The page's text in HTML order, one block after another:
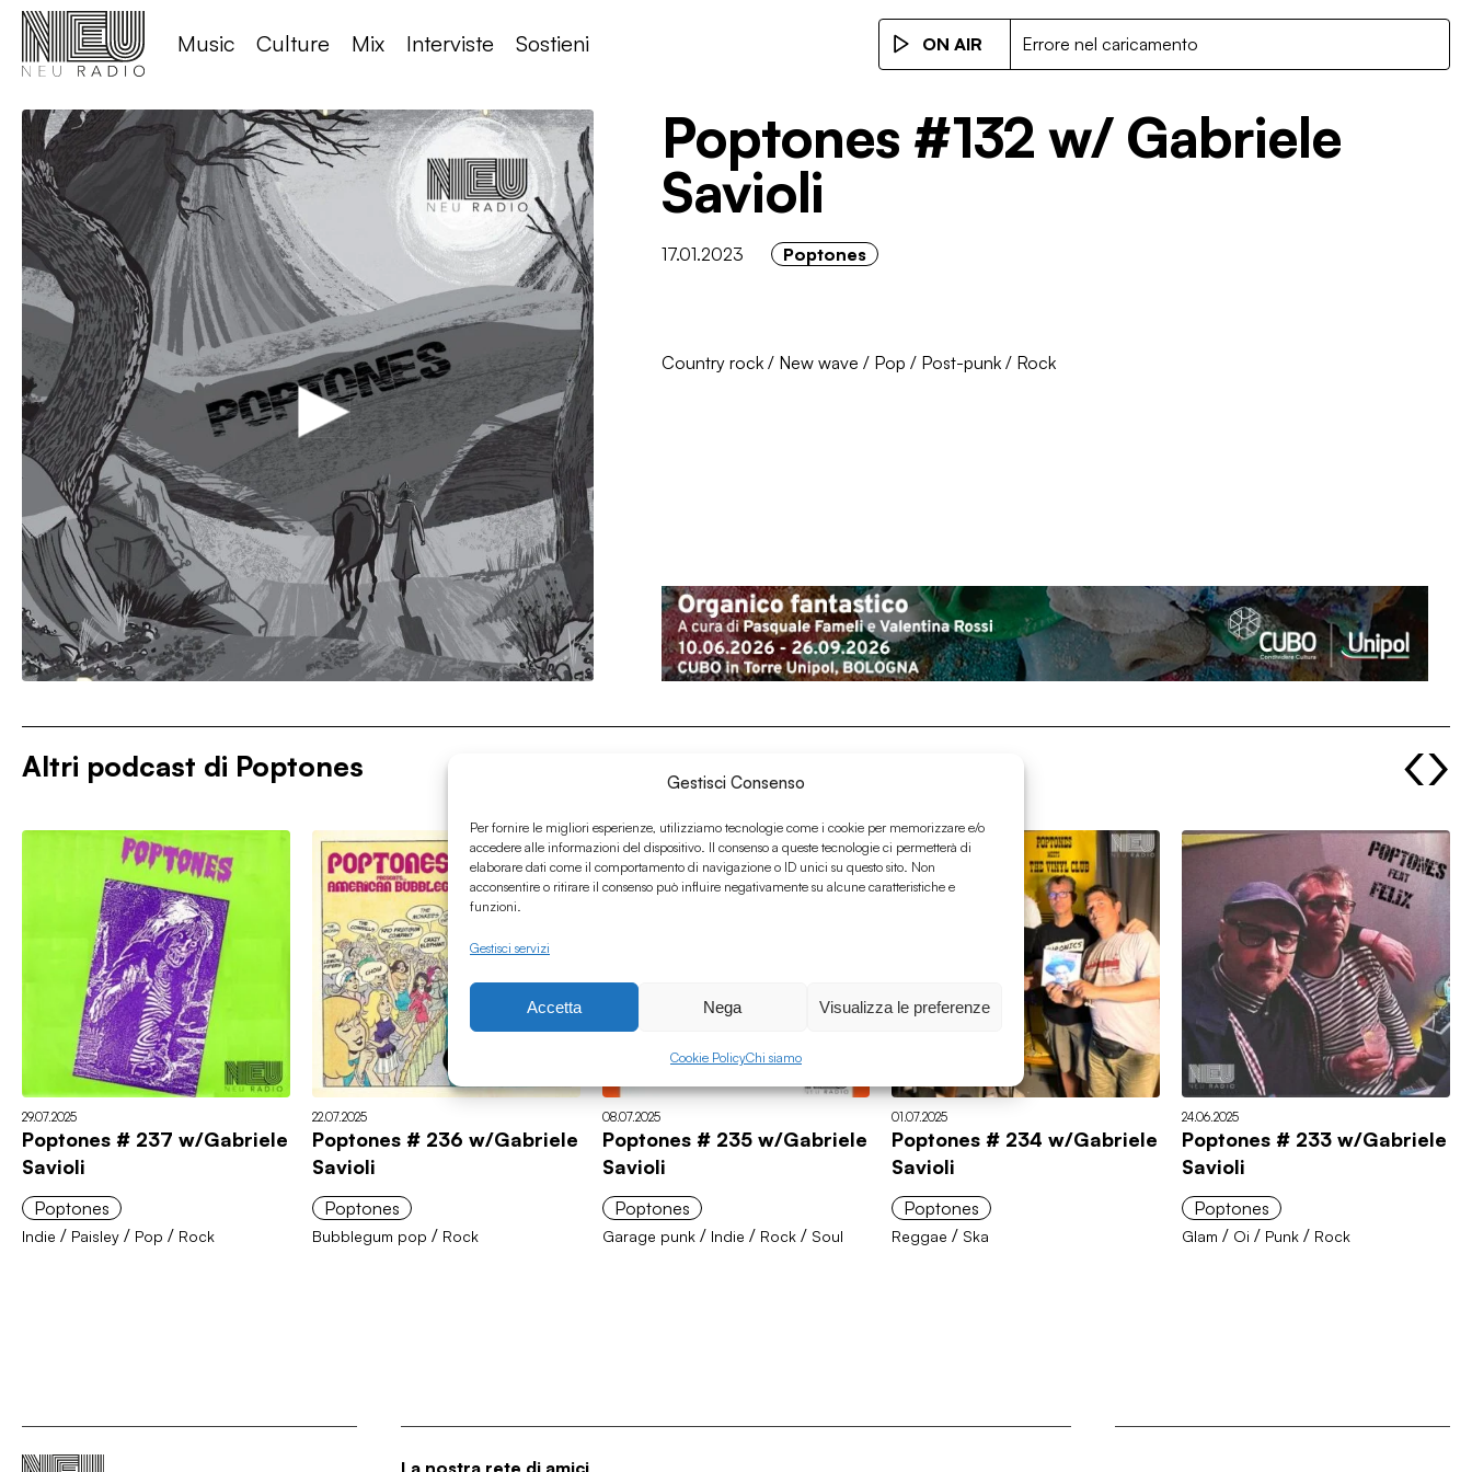
Gestisci Consenso
Per fornire le migliori esperienze, utilizziamo tecnologie come i cookie per memorizzare e/o
accedere alle informazioni del dispositivo. Il consenso a queste tecnologie ci permetterà di
elaborare dati come il comportamento di navigazione o ID unici su questo sito. Non
acconsentire o ritirare il consenso può influire negativamente su alcune caratteristiche e
funzioni.
Gestisci servizi
Accetta Nega Visualizza le preferenze
Cookie PolicyChi siamo
Music Culture Mix Interviste Sostieni ON AIR Errore nel caricamento
Poptones #132 w/ Gabriele
Savioli
17.01.2023 Poptones
Country rock/ New wave / Pop / Post-punk/ Rock
Altri podcast di Poptones
29.07.2025
Poptones # 237 w/Gabriele
Savioli
Poptones
Indie / Paisley / Pop / Rock
22.07.2025
Poptones # 236 w/Gabriele
Savioli
Poptones
Bubblegum pop / Rock
08.07.2025
Poptones # 235 w/Gabriele
Savioli
Poptones
Garage punk/ Indie / Rock/ Soul
01.07.2025
Poptones # 234 w/Gabriele
Savioli
Poptones
Reggae / Ska
24.06.2025
Poptones # 233 w/Gabriele
Savioli
Poptones
Glam / Oi / Punk / Rock
‹›